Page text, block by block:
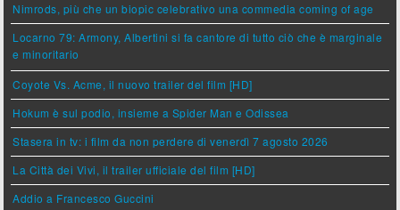
Nimrods, più che un biopic celebrativo una commedia coming of age
Locarno 79: Armony, Albertini si fa cantore di tutto ciò che è marginale
e minoritario
Coyote Vs. Acme, il nuovo trailer del film [HD]
Hokum è sul podio, insieme a Spider Man e Odissea
Stasera in tv: i film da non perdere di venerdì 7 agosto 2026
La Città dei Vivi, il trailer ufficiale del film [HD]
Addio a Francesco Guccini